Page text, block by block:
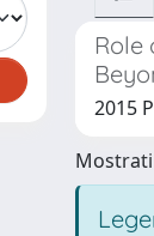
Role
2015
Mostrati